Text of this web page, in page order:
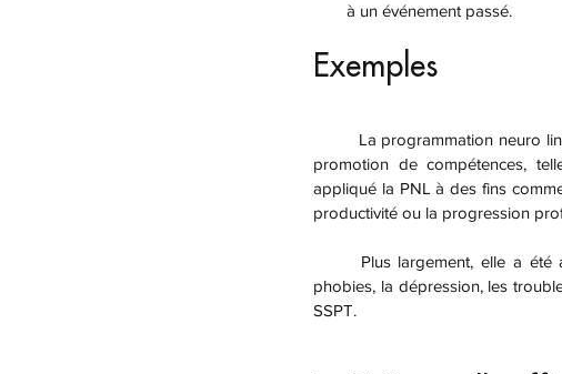
à un événement passé.
Exemples
promotion de compétences,
appliqué la PNL à des fins
productivité ou la progression
phobies, la dépression, les
SSPT.